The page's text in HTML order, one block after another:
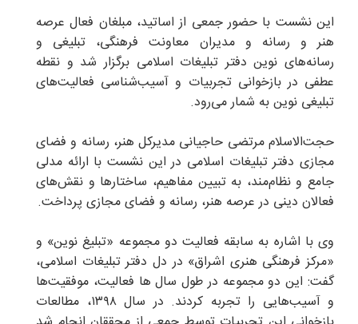
این نشست با حضور جمعی از اساتید، مبلغان فعال عرصه
هنر و رسانه و مدیران معاونت فرهنگی، تبلیغی و
رسانه‌های نوین دفتر تبلیغات اسلامی برگزار شد و نقطه
عطفی در بازخوانی تجربیات و آسیب‌شناسی فعالیت‌های
تبلیغی نوین به شمار می‌رود.
حجت‌الاسلام مرتضی حاجیانی مدیرکل هنر، رسانه و فضای
مجازی دفتر تبلیغات اسلامی در این نشست با ارائه مدلی
جامع و نظام‌مند، به تبیین مفاهیم، ساختارها و نقش‌های
فعالان دینی در عرصه هنر، رسانه و فضای مجازی پرداخت.
وی با اشاره به سابقه فعالیت دو مجموعه «تبلیغ نوین» و
«مرکز فرهنگی هنری اشراق» در دل دفتر تبلیغات اسلامی،
گفت: این دو مجموعه در طول سال ها فعالیت، موفقیت‌ها
و آسیب‌هایی را تجربه کردند. در سال ۱۳۹۸، مطالعات